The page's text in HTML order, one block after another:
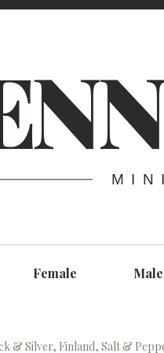
Female Male
& Silver, Finland, Salt &